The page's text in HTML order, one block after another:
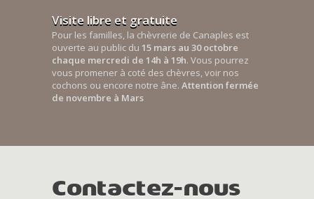
Visite libre et gratuite
Pour les familles, la chèvrerie de Canaples est
ouverte au public du 15 mars au 30 octobre
chaque mercredi de 14h à 19h. Vous pourrez
vous promener à coté des chèvres, voir nos
cochons ou encore notre âne. Attention fermée
de novembre à Mars
Contactez-nous